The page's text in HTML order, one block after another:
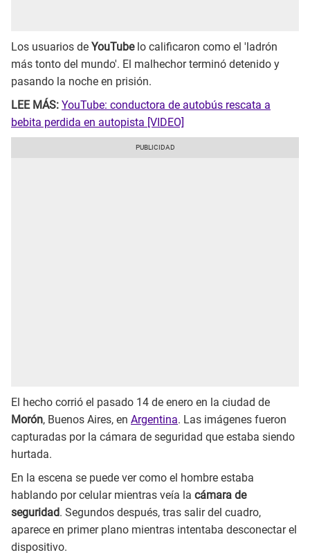
Los usuarios de YouTubelo calificaron como el 'ladrón
más tonto del mundo'. El malhechor terminó detenido y
pasando la noche en prisión.
LEE MÁS: YouTube: conductora de autobús rescata a
bebita perdida en autopista [VIDEO]
El hecho corrió el pasado 14 de enero en la ciudad de
Morón, Buenos Aires, en Argentina. Las imágenes fueron
capturadas por la cámara de seguridad que estaba siendo
hurtada.
En la escena se puede ver como el hombre estaba
hablando por celular mientras veía la cámara de
seguridad. Segundos después, tras salir del cuadro,
aparece en primer plano mientras intentaba desconectar el
dispositivo.